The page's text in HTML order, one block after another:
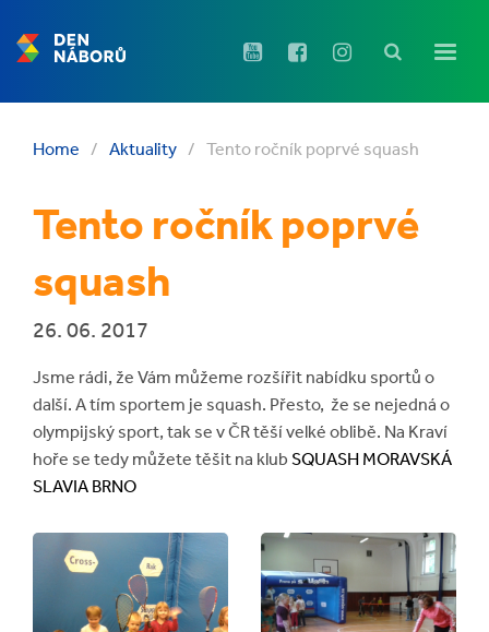
Home / Aktuality / Tento ročník poprvé squash
Tento ročník poprvé
squash
26. 06. 2017
Jsme rádi, že Vám můžeme rozšířit nabídku sportů o
další. A tím sportem je squash. Přesto, že se nejedná o
olympijský sport, tak se v ČR těší velké oblibě. Na Kraví
hoře se tedy můžete těšit na klub SQUASH MORAVSKÁ
SLAVIA BRNO